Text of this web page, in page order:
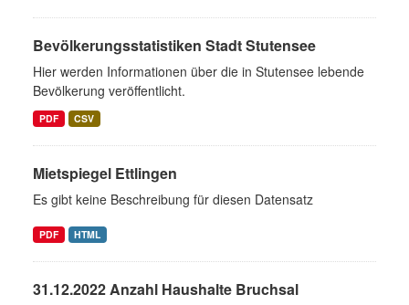
Bevölkerungsstatistiken Stadt Stutensee
Hier werden Informationen über die in Stutensee lebende
Bevölkerung veröffentlicht.
PDF CSV
Mietspiegel Ettlingen
Es gibt keine Beschreibung für diesen Datensatz
PDF HTML
31.12.2022 Anzahl Haushalte Bruchsal